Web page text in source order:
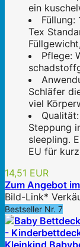
ein
Füllung:
Tex
Pflege:
Schläfer
viel
Steppung
sleepling.
EU für
14,51 EUR
Zum Angebot
Bild-Link*
Bestseller Nr. 7